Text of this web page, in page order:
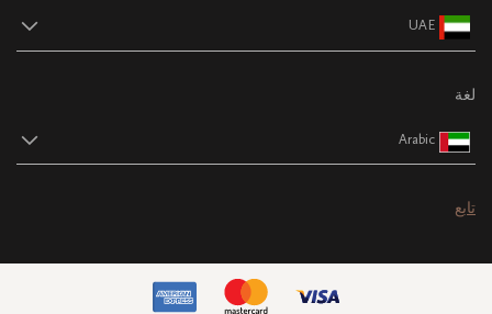
UAE
لغة
Arabic
تابع